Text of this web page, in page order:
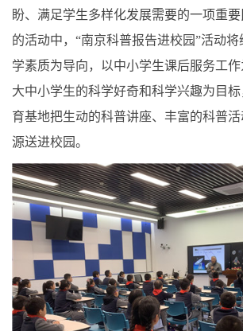
盼、满足学生多样化发展需要的一项重
的活动中，“南京科普报告进校园”活动
学素质为导向，以中小学生课后服务工
大中小学生的科学好奇和科学兴趣为目
育基地把生动的科普讲座、丰富的科普
源送进校园。